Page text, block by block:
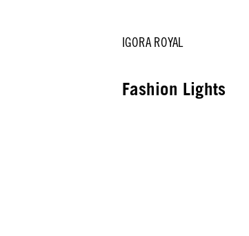
IGORA ROYAL
Fashion Lights